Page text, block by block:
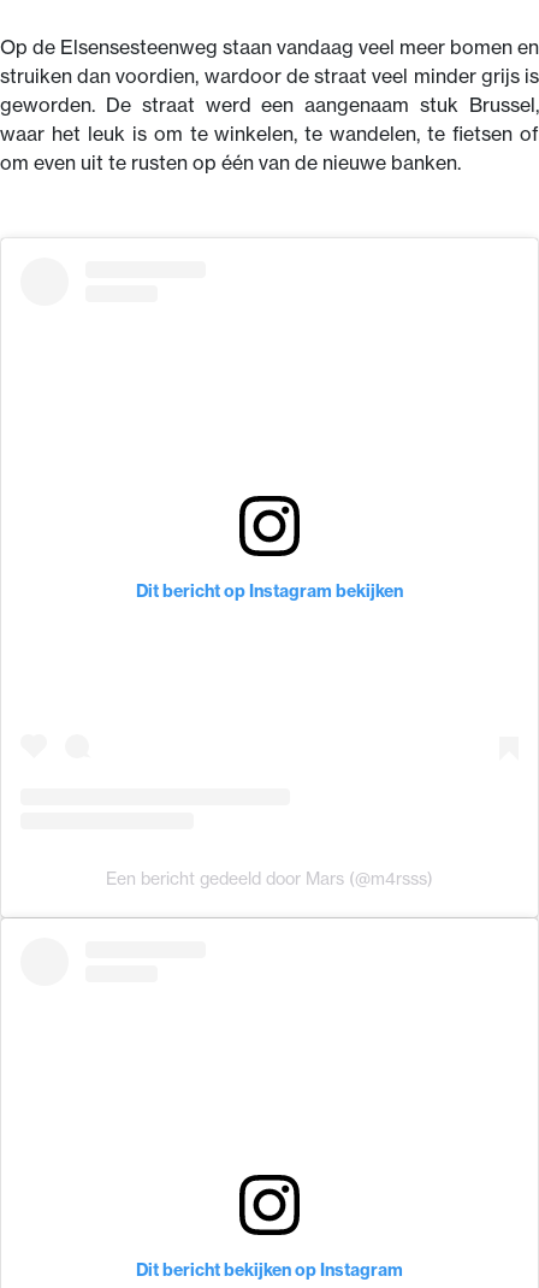
Op de Elsensesteenweg staan vandaag veel meer bomen en
struiken dan voordien, wardoor de straat veel minder grijs is
geworden. De straat werd een aangenaam stuk Brussel,
waar het leuk is om te winkelen, te wandelen, te fietsen of
om even uit te rusten op één van de nieuwe banken.
Dit bericht op Instagram bekijken
Een bericht gedeeld door Mars (@m4rsss)
Dit bericht bekijken op Instagram